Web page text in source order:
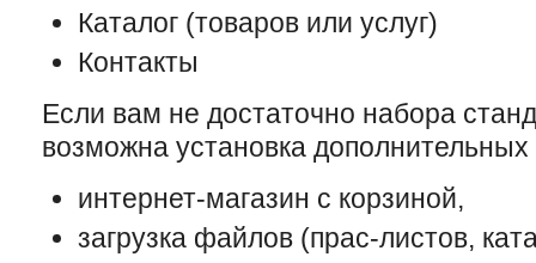
Каталог (товаров или услуг)
Контакты
Если вам не достаточно набора
возможна установка
интернет-магазин с корзиной,
загрузка файлов (прас-листов,